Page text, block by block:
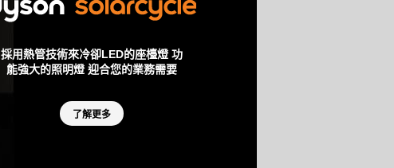
採用熱管技術來冷卻LED的座檯燈 功
能強大的照明燈 迎合您的業務需要
了解更多